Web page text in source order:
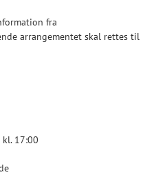
fra
arrangementet skal rettes til
17:00